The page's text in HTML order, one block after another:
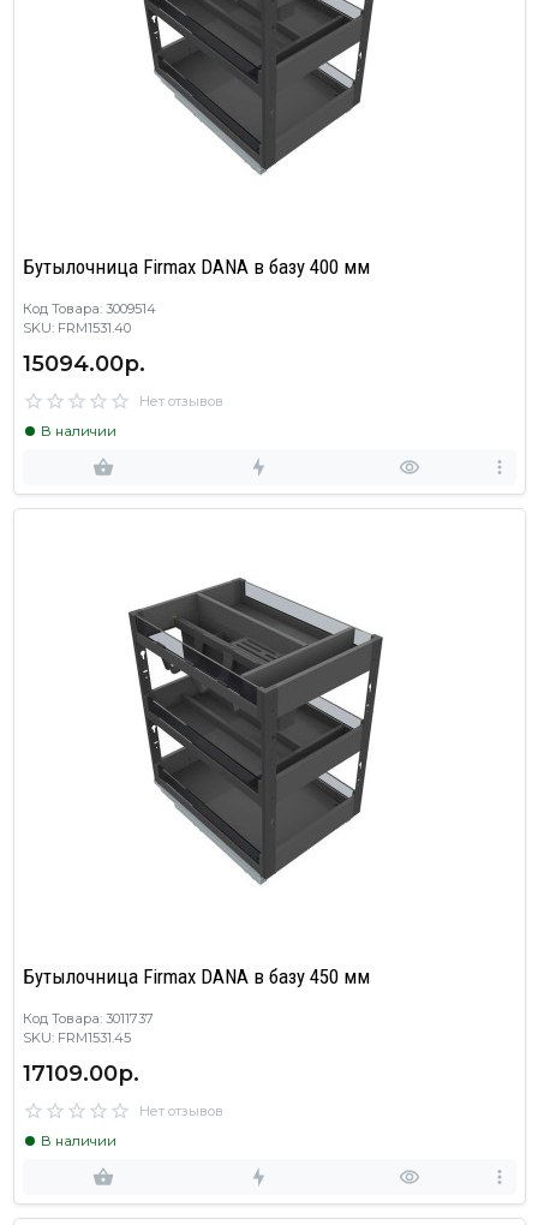
Бутылочница Firmax DANA в базу 400 мм
Код Товара: 3009514
SKU: FRM1531.40
15094.00р.
Нет отзывов
В наличии
Бутылочница Firmax DANA в базу 450 мм
Код Товара: 3011737
SKU: FRM1531.45
17109.00р.
Нет отзывов
В наличии